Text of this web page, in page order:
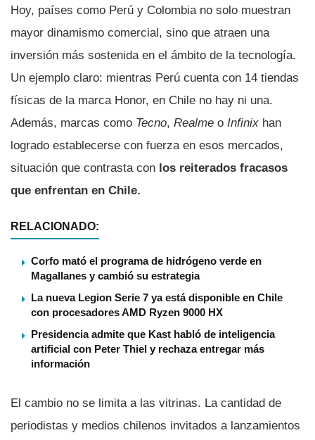
Hoy, países como Perú y Colombia no solo muestran
mayor dinamismo comercial, sino que atraen una
inversión más sostenida en el ámbito de la tecnología.
Un ejemplo claro: mientras Perú cuenta con 14 tiendas
físicas de la marca Honor, en Chile no hay ni una.
Además, marcas como Tecno, Realme o Infinix han
logrado establecerse con fuerza en esos mercados,
situación que contrasta con los reiterados fracasos
que enfrentan en Chile.
RELACIONADO:
Corfo mató el programa de hidrógeno verde en
Magallanes y cambió su estrategia
La nueva Legion Serie 7 ya está disponible en Chile
con procesadores AMD Ryzen 9000 HX
Presidencia admite que Kast habló de inteligencia
artificial con Peter Thiel y rechaza entregar más
información
El cambio no se limita a las vitrinas. La cantidad de
periodistas y medios chilenos invitados a lanzamientos